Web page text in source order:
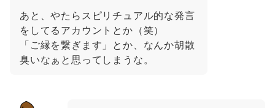
あと、やたらスピリチュアル的な発言
をしてるアカウントとか（笑）
「ご縁を繋ぎます」とか、なんか胡散
臭いなぁと思ってしまうな。